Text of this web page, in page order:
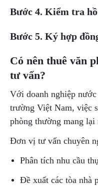
Bước 4. Kiểm tra
Bước 5. Ký hợp
Có nên thuê văn
tư vấn?
Với doanh nghiệp
trường Việt Nam, việc
phòng thường mang
Đơn vị tư vấn chuyên
Phân tích nhu cầu
Đề xuất các tòa nhà